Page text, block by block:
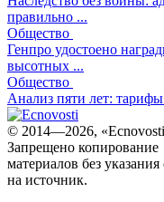
правильно ...
Общество
Генпро удостоено
высотных ...
Общество
Анализ пяти лет:
© 2014—2026,
Запрещено копирование
материалов без
на источник.